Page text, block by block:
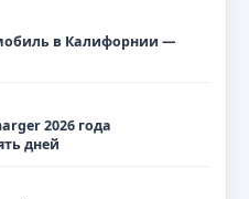
в Калифорнии —
2026 года
дней